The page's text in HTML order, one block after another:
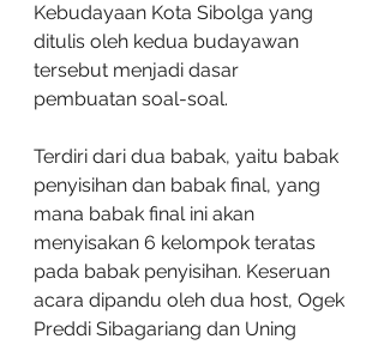
Kebudayaan Kota Sibolga yang
ditulis oleh kedua budayawan
tersebut menjadi dasar
pembuatan soal-soal.
Terdiri dari dua babak, yaitu babak
penyisihan dan babak final, yang
mana babak final ini akan
menyisakan 6 kelompok teratas
pada babak penyisihan. Keseruan
acara dipandu oleh dua host, Ogek
Preddi Sibagariang dan Uning